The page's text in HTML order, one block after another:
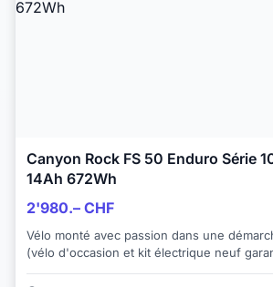
Canyon Rock FS 50 Enduro Série
14Ah 672Wh
2'980.– CHF
Vélo monté avec passion dans une
(vélo d'occasion et kit électrique neuf